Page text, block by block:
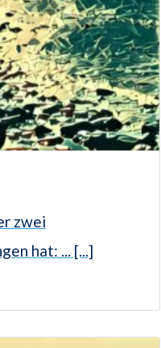
zwei
hat: ... [...]